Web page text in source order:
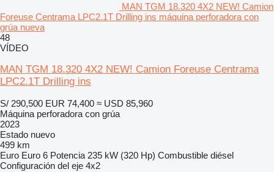
MAN TGM 18.320 4X2 NEW! Camion
Foreuse Centrama LPC2.1T Drilling ins máquina perforadora con
grúa nueva
48
VÍDEO
MAN TGM 18.320 4X2 NEW! Camion Foreuse Centrama
LPC2.1T Drilling ins
S/ 290,500 EUR 74,400 ≈ USD 85,960
Máquina perforadora con grúa
2023
Estado nuevo
499 km
Euro Euro 6 Potencia 235 kW (320 Hp) Combustible diésel
Configuración del eje 4x2